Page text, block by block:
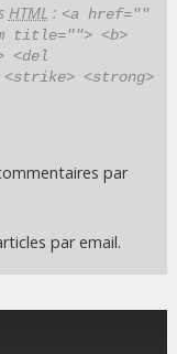
HTML : <a href=""
title=""> <b>
<del
<strong>
par
par email.